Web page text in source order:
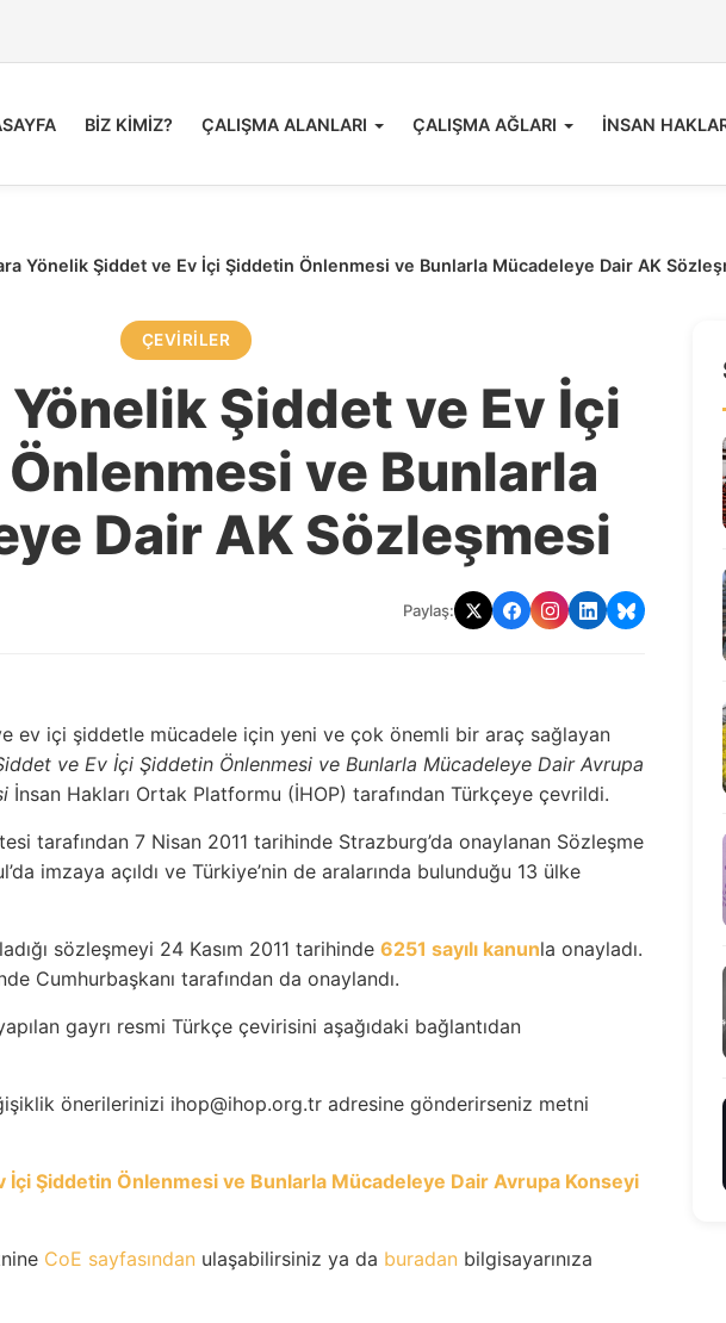
BİZ KİMİZ? ÇALIŞMA ALANLARI ÇALIŞMA AĞLARI İNSAN
Yönelik Şiddet ve Ev İçi Şiddetin Önlenmesi ve Bunlarla Mücadeleye Dair AK
ÇEVIRILER
Yönelik Şiddet ve Ev İçi
ve Bunlarla
Dair AK Sözleşmesi
Paylaş:
ev içi şiddetle mücadele için yeni ve çok önemli bir araç sağlayan
ve Ev İçi Şiddetin Önlenmesi ve Bunlarla Mücadeleye Dair Avrupa
İnsan Hakları Ortak Platformu (İHOP) tarafından Türkçeye çevrildi.
tarafından 7 Nisan 2011 tarihinde Strazburg’da onaylanan Sözleşme
imzaya açıldı ve Türkiye’nin de aralarında bulunduğu 13 ülke
sözleşmeyi 24 Kasım 2011 tarihinde 6251 sayılı kanunla onayladı.
Cumhurbaşkanı tarafından da onaylandı.
gayrı resmi Türkçe çevirisini aşağıdaki bağlantıdan
önerilerinizi ihop@ihop.org.tr adresine gönderirseniz metni
İçi Şiddetin Önlenmesi ve Bunlarla Mücadeleye Dair Avrupa Konseyi
CoE sayfasından ulaşabilirsiniz ya da buradan bilgisayarınıza